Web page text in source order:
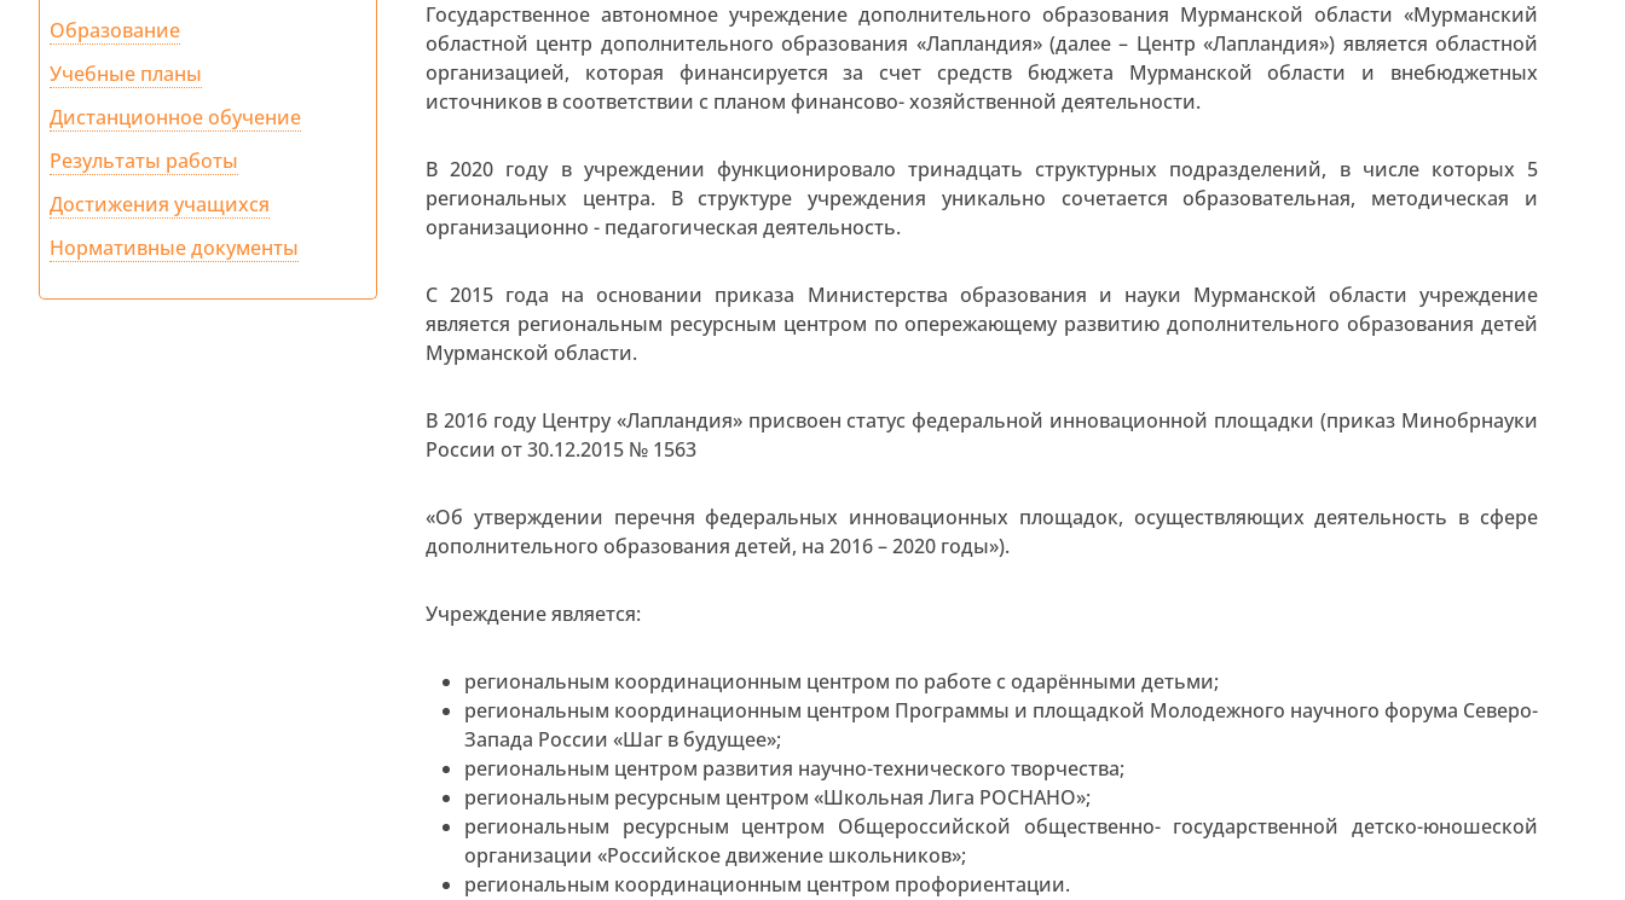
Образование
Учебные планы
Дистанционное обучение
Результаты работы
Достижения учащихся
Нормативные документы
Государственное автономное учреждение дополнительного образования Мурманской области «Мурманский
областной центр дополнительного образования «Лапландия» (далее – Центр «Лапландия») является областной
организацией, которая финансируется за счет средств бюджета Мурманской области и внебюджетных
источников в соответствии с планом финансово- хозяйственной деятельности.
В 2020 году в учреждении функционировало тринадцать структурных подразделений, в числе которых 5
региональных центра. В структуре учреждения уникально сочетается образовательная, методическая и
организационно - педагогическая деятельность.
С 2015 года на основании приказа Министерства образования и науки Мурманской области учреждение
является региональным ресурсным центром по опережающему развитию дополнительного образования детей
Мурманской области.
В 2016 году Центру «Лапландия» присвоен статус федеральной инновационной площадки (приказ Минобрнауки
России от 30.12.2015 № 1563
«Об утверждении перечня федеральных инновационных площадок, осуществляющих деятельность в сфере
дополнительного образования детей, на 2016 – 2020 годы»).
Учреждение является:
региональным координационным центром по работе с одарёнными детьми;
региональным координационным центром Программы и площадкой Молодежного научного форума Северо-
Запада России «Шаг в будущее»;
региональным центром развития научно-технического творчества;
региональным ресурсным центром «Школьная Лига РОСНАНО»;
региональным ресурсным центром Общероссийской общественно- государственной детско-юношеской
организации «Российское движение школьников»;
региональным координационным центром профориентации.